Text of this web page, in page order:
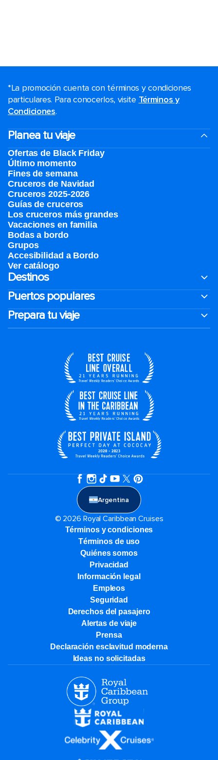
*La promoción cuenta con términos y condiciones
particulares. Para conocerlos, visite Términos y
Condiciones.
Planea tu viaje
Ofertas de Black Friday
Último momento
Fines de semana
Cruceros de Navidad
Cruceros 2025-2026
Guías de cruceros
Los cruceros más grandes
Vacaciones en familia
Bodas a bordo
Grupos
Accesibilidad a Bordo
Ver catálogo
Destinos
Puertos populares
Prepara tu viaje
Argentina
© 2026 Royal Caribbean Cruises
Términos y condiciones
Términos de uso
Quiénes somos
Privacidad
Información legal
Empleos
Seguridad
Derechos del pasajero
Alertas de viaje
Prensa
Declaración esclavitud moderna
Ideas no solicitadas